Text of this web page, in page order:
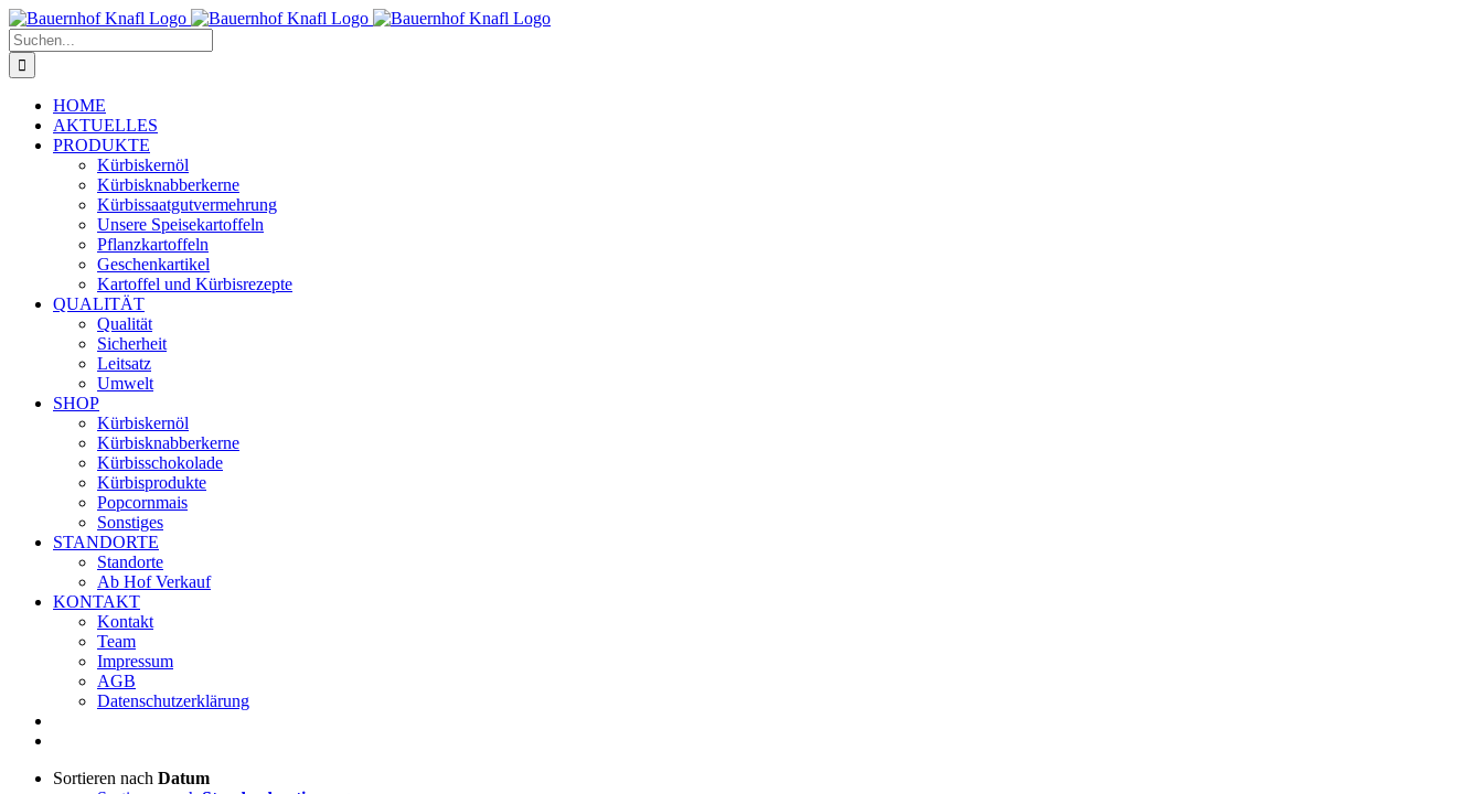
Zum
Inhalt
springen
Suche
nach:
HOME
AKTUELLES
PRODUKTE
Kürbiskernöl
Kürbisknabberkerne
Kürbissaatgutvermehrung
Unsere Speisekartoffeln
Pflanzkartoffeln
Geschenkartikel
Kartoffel und Kürbisrezepte
QUALITÄT
Qualität
Sicherheit
Leitsatz
Umwelt
SHOP
Kürbiskernöl
Kürbisknabberkerne
Kürbisschokolade
Kürbisprodukte
Popcornmais
Sonstiges
STANDORTE
Standorte
Ab Hof Verkauf
KONTAKT
Kontakt
Team
Impressum
AGB
Datenschutzerklärung
Sortieren nach Datum